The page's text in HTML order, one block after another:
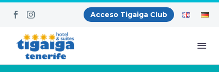
Acceso Tigaiga Club